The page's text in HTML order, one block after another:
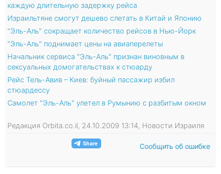
каждую длительную задержку рейса
Израильтяне смогут дешево слетать в Китай и Японию
"Эль-Аль" сокращает количество рейсов в Нью-Йорк
"Эль-Аль" поднимает цены на авиаперелеты
Начальник сервиса "Эль-Аль" признан виновным в
сексуальных домогательствах к стюарду
Рейс Тель-Авив – Киев: буйный пассажир избил
стюардессу
Самолет "Эль-Аль" улетел в Румынию с разбитым окном
Редакция Orbita.co.il, 24.10.2009 13:14, Новости Израиля
Сообщить об ошибке